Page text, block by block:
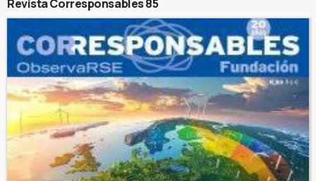
Revista Corresponsables 85